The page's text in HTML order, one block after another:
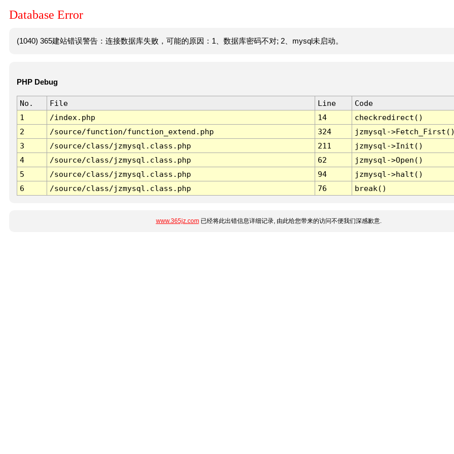
Database Error
(1040) 365建站错误警告：连接数据库失败，可能的原因：1、数据库密码不对; 2、mysql未启动。
PHP Debug
No. File Line
Code
1
/index.php 14
checkredirect()
2
/source/function/function_extend.php 324
jzmysql-
3
/source/class/jzmysql.class.php 211
jzmysql->Init()
4
/source/class/jzmysql.class.php 62
jzmysql->Open()
5
/source/class/jzmysql.class.php 94
jzmysql->halt()
6
/source/class/jzmysql.class.php 76 break()
www.365jz.com已经将此出错信息详细记录, 由此给您带来的访问不便我们深感歉意.